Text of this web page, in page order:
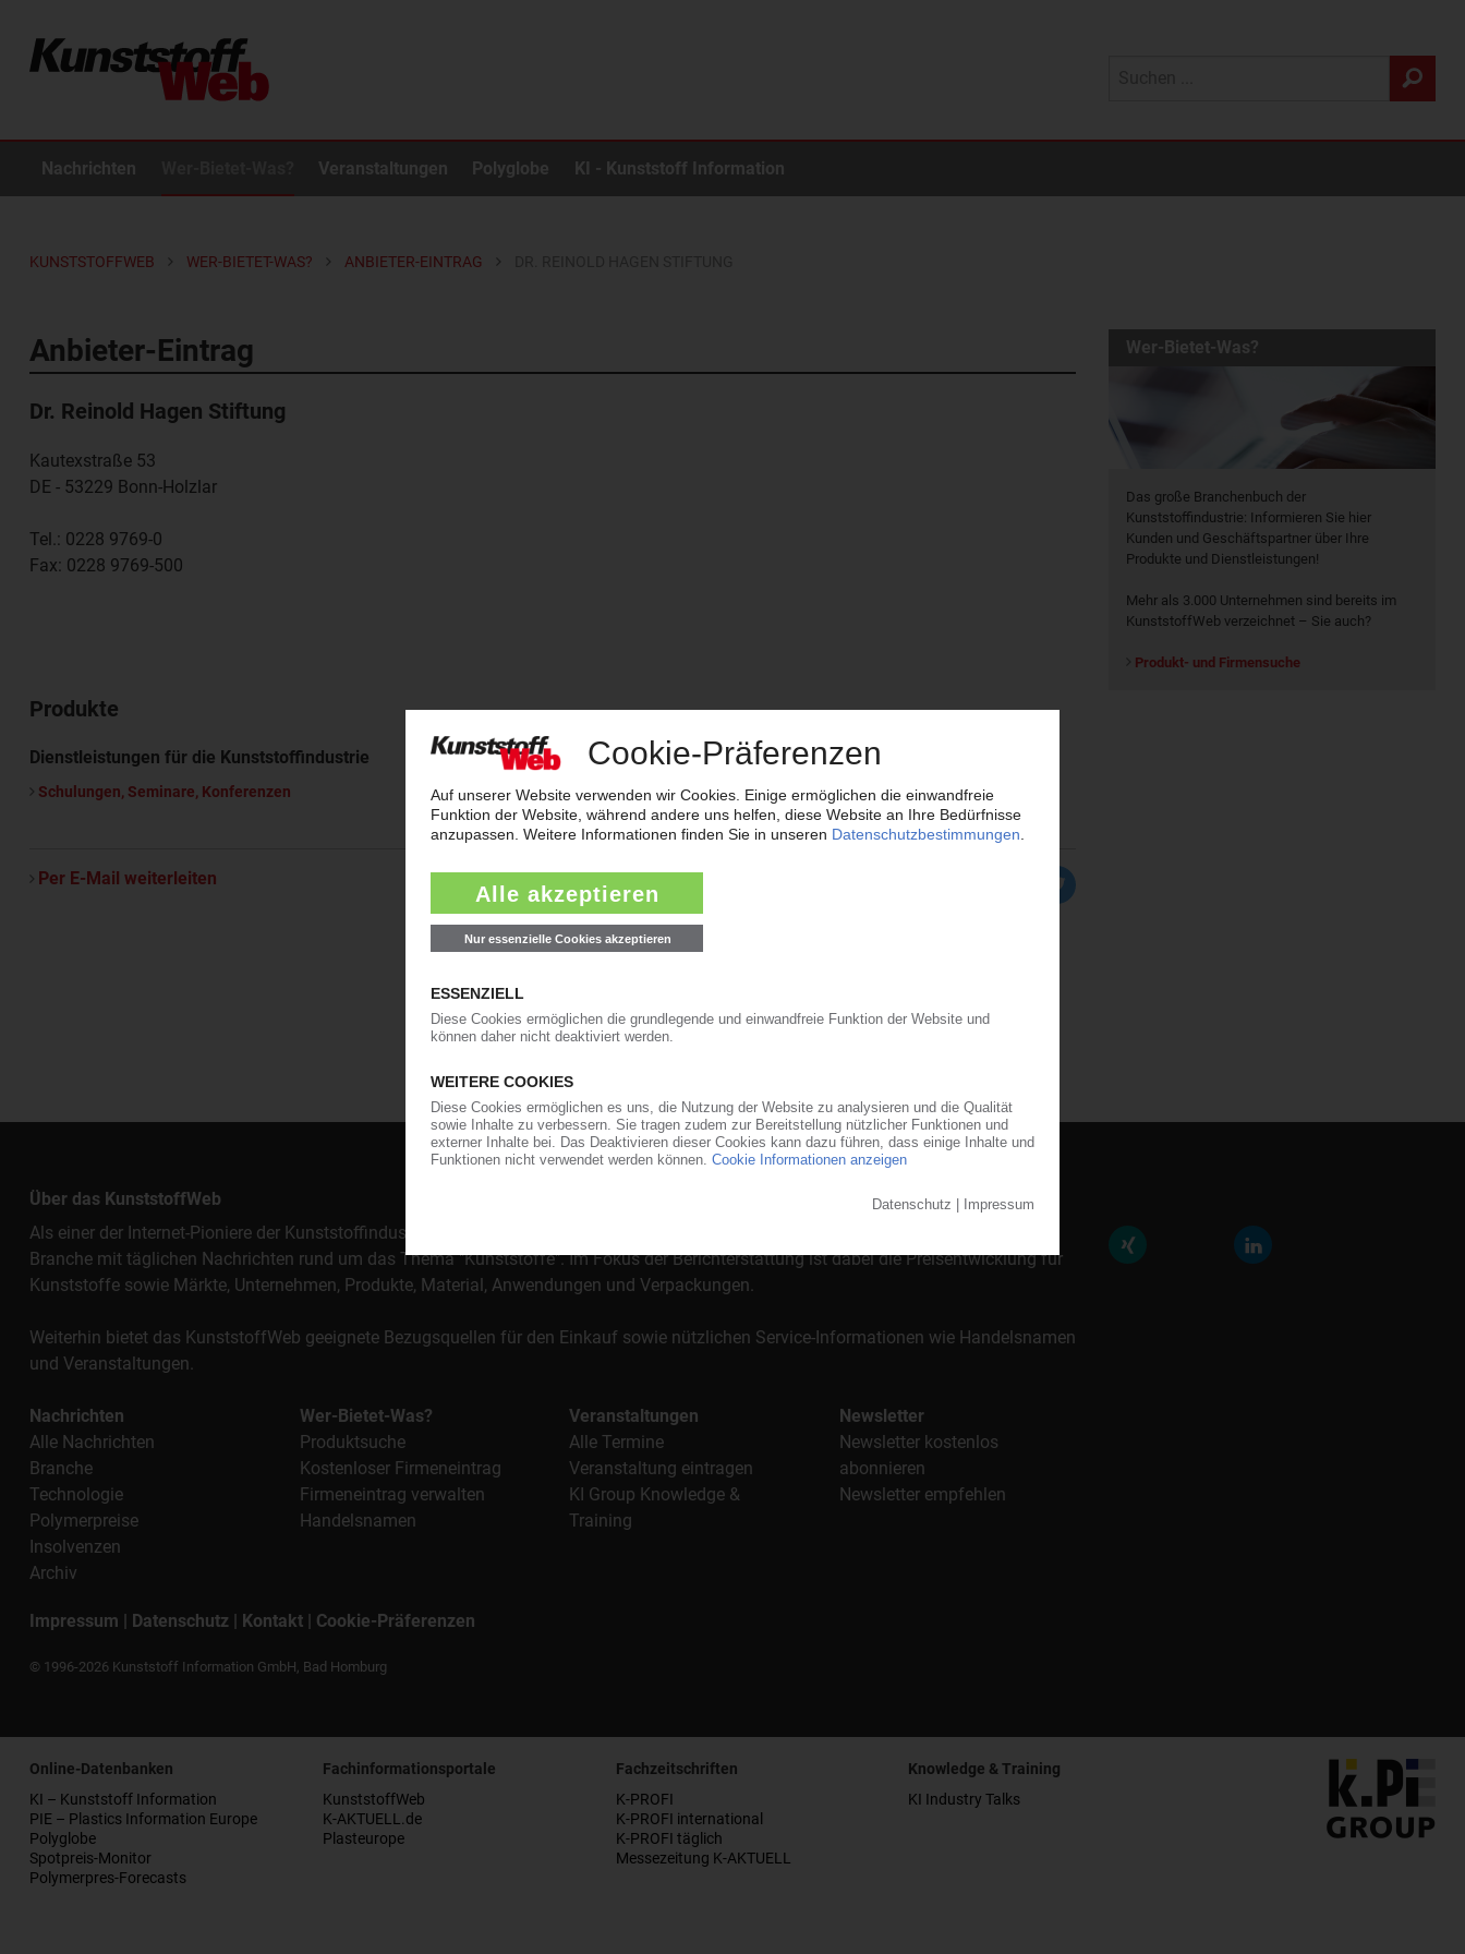
Nachrichten Veranstaltungen Polyglobe KI - Kunststoff Information
KUNSTSTOFFWEB WER-BIETET-WAS? ANBIETER-EINTRAG
Anbieter-Eintrag
Dr. Reinold Hagen Stiftung
Kautexstraße 53
DE - 53229 Bonn-Holzlar
Tel.: 0228 9769-0
Fax: 0228 9769-500
Produkte
Dienstleistungen für die Kunststoffindustrie
Schulungen, Seminare, Konferenzen
Per E-Mail weiterleiten
Wer-Bietet-Was?
Das große Branchenbuch der
Kunststoffindustrie: Informieren Sie hier
Kunden und Geschäftspartner über Ihre
Produkte und Dienstleistungen!
Mehr als 3.000 Unternehmen sind bereits im
KunststoffWeb verzeichnet – Sie auch?
Produkt- und Firmensuche
Über das KunststoffWeb
Als einer der Internet-Pioniere der Kunststoffindustrie versorgt das KunststoffWeb bereits seit 1996 die Fach- und Führungskräfte der
Branche mit täglichen Nachrichten rund um das Thema "Kunststoffe". Im Fokus der Berichterstattung ist dabei die Preisentwicklung für
Kunststoffe sowie Märkte, Unternehmen, Produkte, Material, Anwendungen und Verpackungen.
Weiterhin bietet das KunststoffWeb geeignete Bezugsquellen für den Einkauf sowie nützlichen Service-Informationen wie Handelsnamen
und Veranstaltungen.
Nachrichten
Alle Nachrichten
Branche
Technologie
Polymerpreise
Insolvenzen
Archiv
Wer-Bietet-Was?
Produktsuche
Kostenloser Firmeneintrag
Firmeneintrag verwalten
Handelsnamen
Veranstaltungen
Alle Termine
Veranstaltung eintragen
KI Group Knowledge &
Training
Newsletter
Newsletter kostenlos
abonnieren
Newsletter empfehlen
Impressum | Datenschutz | Kontakt | Cookie-Präferenzen
© 1996-2026 Kunststoff Information GmbH, Bad Homburg
Online-Datenbanken
KI – Kunststoff Information
PIE – Plastics Information Europe
Polyglobe
Spotpreis-Monitor
Polymerpres-Forecasts
Fachinformationsportale
KunststoffWeb
K-AKTUELL.de
Plasteurope
Fachzeitschriften
K-PROFI
K-PROFI international
K-PROFI täglich
Messezeitung K-AKTUELL
Knowledge & Training
KI Industry Talks